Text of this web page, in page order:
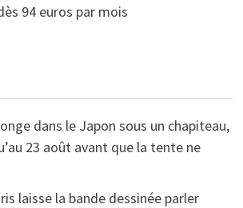
94 euros par mois
dans le Japon sous un chapiteau,
23 août avant que la tente ne
laisse la bande dessinée parler